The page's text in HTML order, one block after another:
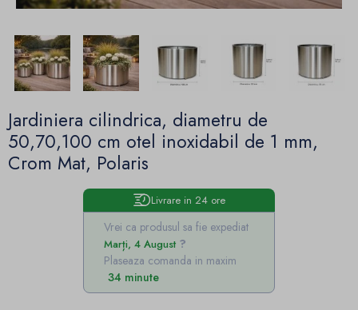
Jardiniera cilindrica, diametru de
50,70,100 cm otel inoxidabil de 1 mm,
Crom Mat, Polaris
Livrare in 24 ore
Vrei ca produsul sa fie expediat
Marți, 4 August
Plaseaza comanda in maxim
34 minute